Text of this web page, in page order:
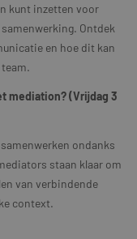
kunt inzetten voor
Ontdek
en hoe dit kan
mediation? (Vrijdag 3
ondanks
staan klaar om
van verbindende
context.